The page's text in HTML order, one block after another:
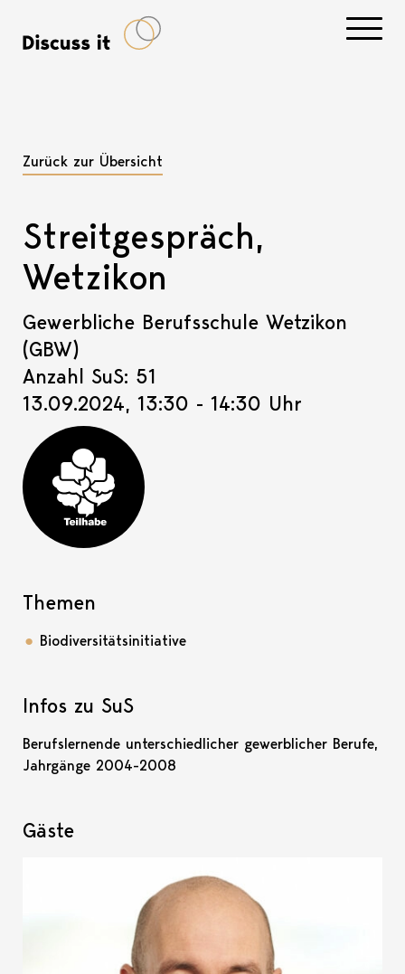
Zurück zur Übersicht
Streitgespräch,
Wetzikon
Gewerbliche Berufsschule Wetzikon
(GBW)
Anzahl SuS: 51
13.09.2024, 13:30 - 14:30 Uhr
Teilhabe-Projekt
Themen
Biodiversitätsinitiative
Infos zu SuS
Berufslernende unterschiedlicher gewerblicher Berufe,
Jahrgänge 2004-2008
Gäste